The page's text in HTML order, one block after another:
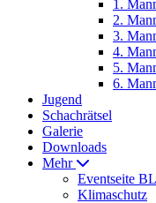
1.
2.
3.
4.
5.
6.
Jugend
Schachrätsel
Galerie
Downloads
Mehr
Eventseite
Klimaschutz